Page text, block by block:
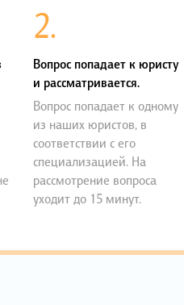
2.
Вопрос попадает к юристу
и рассматривается.
Вопрос попадает к одному
из наших юристов, в
соответствии с его
специализацией. На
рассмотрение вопроса
уходит до 15 минут.